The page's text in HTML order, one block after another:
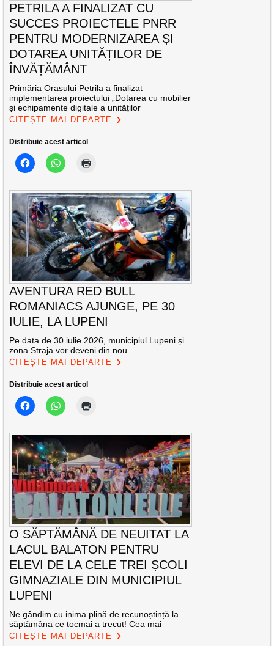
PETRILA A FINALIZAT CU
SUCCES PROIECTELE PNRR
PENTRU MODERNIZAREA ȘI
DOTAREA UNITĂȚILOR DE
ÎNVĂȚĂMÂNT
Primăria Orașului Petrila a finalizat
implementarea proiectului „Dotarea cu mobilier
și echipamente digitale a unităților
CITEȘTE MAI DEPARTE
Distribuie acest articol
AVENTURA RED BULL
ROMANIACS AJUNGE, PE 30
IULIE, LA LUPENI
Pe data de 30 iulie 2026, municipiul Lupeni și
zona Straja vor deveni din nou
CITEȘTE MAI DEPARTE
Distribuie acest articol
O SĂPTĂMÂNĂ DE NEUITAT LA
LACUL BALATON PENTRU
ELEVI DE LA CELE TREI ȘCOLI
GIMNAZIALE DIN MUNICIPIUL
LUPENI
Ne gândim cu inima plină de recunoștință la
săptămâna ce tocmai a trecut! Cea mai
CITEȘTE MAI DEPARTE